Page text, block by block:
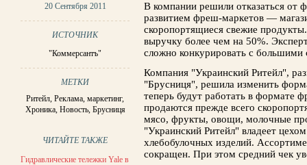
20 Сентября 2011
ИСТОЧНИК
"Коммерсантъ"
МЕТКИ
Ритейл,Реклама, маркетинг,
Хроника, Новость, Брусниця
ЧИТАЙТЕ ТАКЖЕ
Гидравлические тележки Yale в
В компании решили отказаться от
развитием фреш-маркетов —
скоропортящиеся свежие
выручку более чем на 50%.
сложно конкурировать с большими
Компания "Украинский Ритейл",
"Брусниця", решила изменить
теперь будут работать в формате
продаются прежде всего
мясо, фрукты, овощи, молочные
"Украинский Ритейл" владеет
хлебобулочных изделий.
сокращен. При этом средний чек